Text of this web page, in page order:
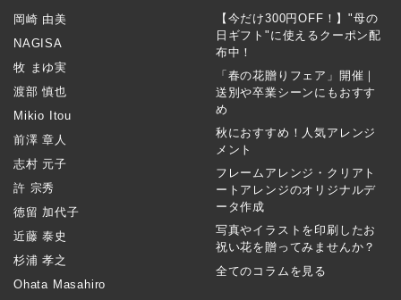
岡崎 由美
NAGISA
牧 まゆ実
渡部 慎也
Mikio Itou
前澤 章人
志村 元子
許 宗秀
徳留 加代子
近藤 泰史
杉浦 孝之
Ohata Masahiro
【今だけ300円OFF！】"母の
日ギフト"に使えるクーポン配
布中！
「春の花贈りフェア」開催｜
送別や卒業シーンにもおすす
め
秋におすすめ！人気アレンジ
メント
フレームアレンジ・クリアト
ートアレンジのオリジナルデ
ータ作成
写真やイラストを印刷したお
祝い花を贈ってみませんか？
全てのコラムを見る